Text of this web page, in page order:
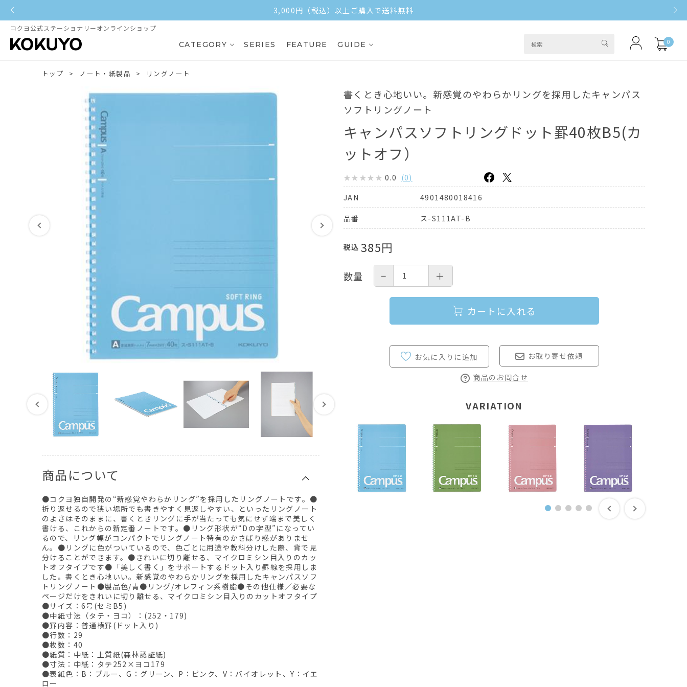
3,000円（税込）以上ご購入で送料無料
コクヨ公式ステーショナリーオンラインショップ
CATEGORY SERIES FEATURE GUIDE 0
トップ ノート・紙製品 リングノート
商品について
●コクヨ独自開発の“新感覚やわらかリング”を採用したリングノートです。●
折り返せるので狭い場所でも書きやすく見返しやすい、といったリングノート
のよさはそのままに、書くときリングに手が当たっても気にせず端まで美しく
書ける、これからの新定番ノートです。●リング形状が“Dの字型”になってい
るので、リング幅がコンパクトでリングノート特有のかさばり感がありませ
ん。●リングに色がついているので、色ごとに用途や教科分けした際、背で見
分けることができます。●きれいに切り離せる、マイクロミシン目入りのカッ
トオフタイプです●「美しく書く」をサポートするドット入り罫線を採用しま
した。書くとき心地いい。新感覚のやわらかリングを採用したキャンパスソフ
トリングノート●製品色/青●リング/オレフィン系樹脂●その他仕様／必要な
ページだけをきれいに切り離せる、マイクロミシン目入りのカットオフタイプ
●サイズ：6号(セミB5)
●中紙寸法（タテ・ヨコ）：(252・179)
●罫内容：普通横罫(ドット入り)
●行数：29
●枚数：40
●紙質：中紙：上質紙(森林認証紙)
●寸法：中紙：タテ252×ヨコ179
●表紙色：B：ブルー、G：グリーン、P：ピンク、V：バイオレット、Y：イエ
ロー
書くとき心地いい。新感覚のやわらかリングを採用したキャンパス
ソフトリングノート
キャンパスソフトリングドット罫40枚B5(カ
ットオフ）
0.0 (0)
JAN
4901480018416
品番 ス-S111AT-B
税込 385円
数量 − ＋
カートに入れる
お取り寄せ依頼
商品のお問合せ
VARIATION